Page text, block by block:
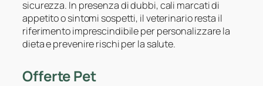
sicurezza. In presenza di dubbi, cali marcati di
appetito o sintomi sospetti, il veterinario resta il
riferimento imprescindibile per personalizzare la
dieta e prevenire rischi per la salute.
Offerte Pet